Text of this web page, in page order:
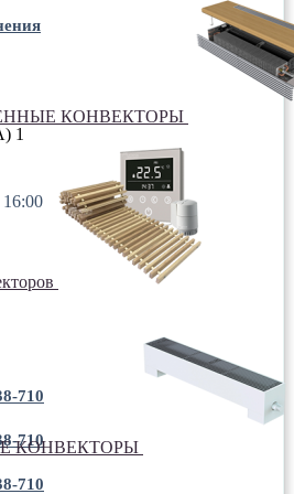
710
710
710
КОНВЕКТОРЫ
КОНВЕКТОРЫ
1